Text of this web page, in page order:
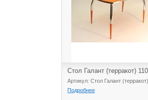
Стол Галант (терракот)
Артикул: Стол Галант (терракот)
Подробнее